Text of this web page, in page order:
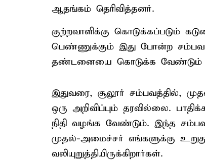
ஆதங்கம் தெரிவித்தனர்.
குற்றவாளிக்கு கொடுக்கப்படும்
பெண்ணுக்கும் இது போன்ற
தண்டனையை கொடுக்க வேண்டும்
இதுவரை, சூலூர் சம்பவத்தில்,
ஒரு அறிவிப்பும் தரவில்லை.
நிதி வழங்க வேண்டும். இந்த
முதல்-அமைச்சர் எங்களுக்கு
வலியுறுத்தியிருக்கிறார்கள்.